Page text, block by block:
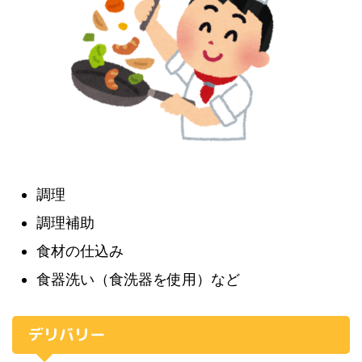
調理
調理補助
食材の仕込み
食器洗い（食洗器を使用）など
デリバリー